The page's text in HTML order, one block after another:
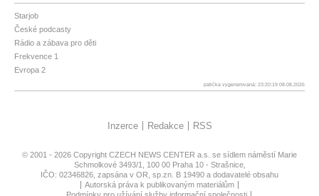
Starjob
České podcasty
Rádio a zábava pro děti
Frekvence 1
Evropa 2
patička vygenerovaná: 23:20:19 08.08.2026
Inzerce Redakce RSS
© 2001 - 2026 Copyright CZECH NEWS CENTER a.s. se sídlem náměstí Marie
Schmolkové 3493/1, 100 00 Praha 10 - Strašnice,
IČO: 02346826, zapsána v OR, sp.zn. B 19490 a dodavatelé obsahu
Autorská práva k publikovaným materiálům